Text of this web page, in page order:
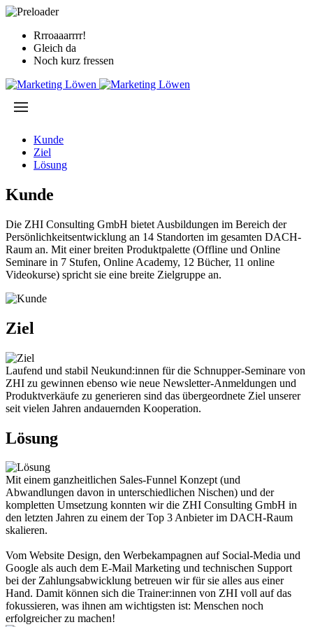
Rrroaaarrrr!
Gleich da
Noch kurz fressen
Kunde
Ziel
Lösung
Kunde
Die ZHI Consulting GmbH bietet Ausbildungen im Bereich der
Persönlichkeitsentwicklung an 14 Standorten im gesamten DACH-
Raum an. Mit einer breiten Produktpalette (Offline und Online
Seminare in 7 Stufen, Online Academy, 12 Bücher, 11 online
Videokurse) spricht sie eine breite Zielgruppe an.
Ziel
Laufend und stabil Neukund:innen für die Schnupper-Seminare von
ZHI zu gewinnen ebenso wie neue Newsletter-Anmeldungen und
Produktverkäufe zu generieren sind das übergeordnete Ziel unserer
seit vielen Jahren andauernden Kooperation.
Lösung
Mit einem ganzheitlichen Sales-Funnel Konzept (und
Abwandlungen davon in unterschiedlichen Nischen) und der
kompletten Umsetzung konnten wir die ZHI Consulting GmbH in
den letzten Jahren zu einem der Top 3 Anbieter im DACH-Raum
skalieren.
Vom Website Design, den Werbekampagnen auf Social-Media und
Google als auch dem E-Mail Marketing und technischen Support
bei der Zahlungsabwicklung betreuen wir für sie alles aus einer
Hand. Damit können sich die Trainer:innen von ZHI voll auf das
fokussieren, was ihnen am wichtigsten ist: Menschen noch
erfolgreicher zu machen!